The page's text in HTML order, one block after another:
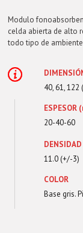
Modulo
celda abierta de alto
todo tipo de
40, 61, 122
ESPESOR
20-40-60
11.0 (+/-3)
COLOR
Base gris.